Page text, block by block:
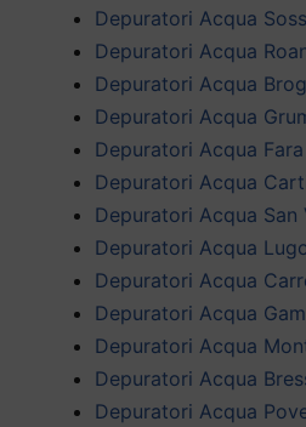
Depuratori Acqua
Depuratori Acqua
Depuratori Acqua
Depuratori Acqua
Depuratori Acqua
Depuratori Acqua
Depuratori Acqua
Depuratori Acqua
Depuratori Acqua
Depuratori Acqua
Depuratori Acqua
Depuratori Acqua
Depuratori Acqua